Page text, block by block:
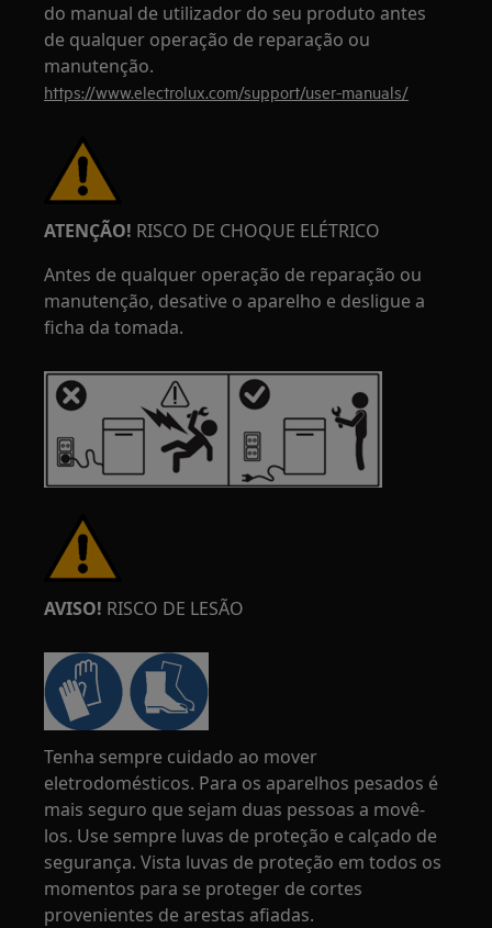
do manual de utilizador do seu produto antes
de qualquer operação de reparação ou
manutenção.
https://www.electrolux.com/support/user-manuals/
ATENÇÃO! RISCO DE CHOQUE ELÉTRICO
Antes de qualquer operação de reparação ou
manutenção, desative o aparelho e desligue a
ficha da tomada.
AVISO! RISCO DE LESÃO
Tenha sempre cuidado ao mover
eletrodomésticos. Para os aparelhos pesados é
mais seguro que sejam duas pessoas a movê-
los. Use sempre luvas de proteção e calçado de
segurança. Vista luvas de proteção em todos os
momentos para se proteger de cortes
provenientes de arestas afiadas.